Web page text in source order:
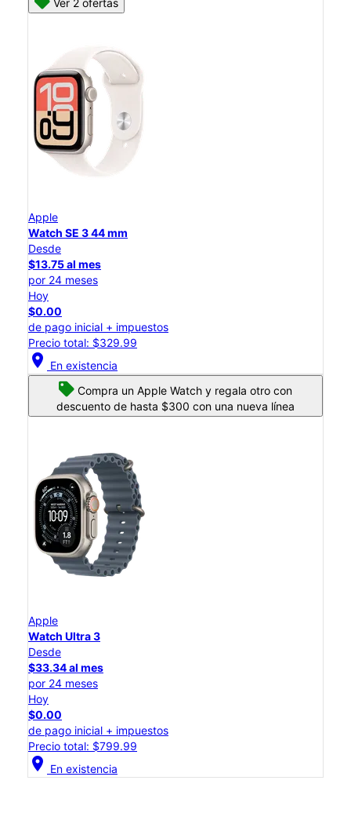
Ver 2 ofertas
Apple
Watch SE 3 44 mm
Desde
$13.75 al mes
por 24 meses
Hoy
$0.00
de pago inicial + impuestos
Precio total: $329.99
location_on En existencia
Compra un Apple Watch y regala otro con
descuento de hasta $300 con una nueva línea
Apple
Watch Ultra 3
Desde
$33.34 al mes
por 24 meses
Hoy
$0.00
de pago inicial + impuestos
Precio total: $799.99
location_on En existencia